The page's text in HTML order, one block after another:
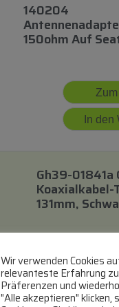
140204
150ohm Auf
In den
Gh39-01841a
Koaxialkabel-
131mm,
Wir verwenden Cookies
relevanteste Erfahrung
Präferenzen und
"Alle akzeptieren" klicken,